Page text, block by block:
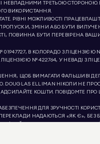
ТРЕТЬОЮ СТОРОНОЮ.
ВИКОРИСТАННЯ.
РІВНІ МОЖЛИВОСТІ
ЗМІНИ АБО БУТИ
ПОВИННА БУТИ ПЕРЕВІРЕНА
В КОЛОРАДО З ЛІЦЕНЗІЄЮ
№ 422764, У НЕВАДІ З
ЩОБ ВИМАГАТИ ФАЛЬШИВІ
ELLIMAN НІКОЛИ НЕ
КОШТИ. ПОВІДОМТЕ
ДЛЯ ЗРУЧНОСТІ
НАДАЮТЬСЯ «ЯК Є», БЕЗ